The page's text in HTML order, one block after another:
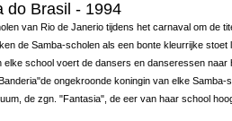
do Brasil - 1994
van Rio de Janerio tijdens het carnaval om de
de Samba-scholen als een bonte kleurrijke stoet
elke school voert de dansers en danseressen naar
ongekroonde koningin van elke Samba-
de zgn. "Fantasia", de eer van haar school